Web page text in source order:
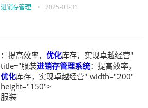
进销存管理 • 2025-03-31
：提高效率， 优化库存，实现卓越经营"
title="服装进销存管理系统：提高效率，
优化库存，实现卓越经营" width="200"
height="150">
服装